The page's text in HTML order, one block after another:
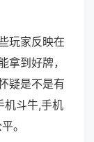
玩家反映在
拿到好牌，
疑是不是有
机斗牛,手机
。